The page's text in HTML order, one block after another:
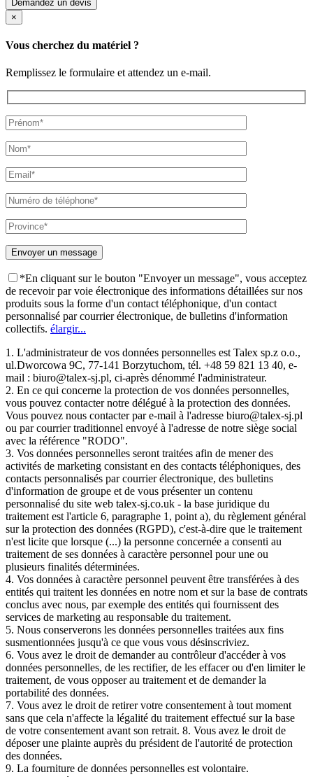
Demandez un devis
×
Vous cherchez du matériel ?
Remplissez le formulaire et attendez un e-mail.
*En cliquant sur le bouton "Envoyer un message", vous acceptez
de recevoir par voie électronique des informations détaillées sur nos
produits sous la forme d'un contact téléphonique, d'un contact
personnalisé par courrier électronique, de bulletins d'information
collectifs. élargir...
1. L'administrateur de vos données personnelles est Talex sp.z o.o.,
ul.Dworcowa 9C, 77-141 Borzytuchom, tél. +48 59 821 13 40, e-
mail : biuro@talex-sj.pl, ci-après dénommé l'administrateur.
2. En ce qui concerne la protection de vos données personnelles,
vous pouvez contacter notre délégué à la protection des données.
Vous pouvez nous contacter par e-mail à l'adresse biuro@talex-sj.pl
ou par courrier traditionnel envoyé à l'adresse de notre siège social
avec la référence "RODO".
3. Vos données personnelles seront traitées afin de mener des
activités de marketing consistant en des contacts téléphoniques, des
contacts personnalisés par courrier électronique, des bulletins
d'information de groupe et de vous présenter un contenu
personnalisé du site web talex-sj.co.uk - la base juridique du
traitement est l'article 6, paragraphe 1, point a), du règlement général
sur la protection des données (RGPD), c'est-à-dire que le traitement
n'est licite que lorsque (...) la personne concernée a consenti au
traitement de ses données à caractère personnel pour une ou
plusieurs finalités déterminées.
4. Vos données à caractère personnel peuvent être transférées à des
entités qui traitent les données en notre nom et sur la base de contrats
conclus avec nous, par exemple des entités qui fournissent des
services de marketing au responsable du traitement.
5. Nous conserverons les données personnelles traitées aux fins
susmentionnées jusqu'à ce que vous vous désinscriviez.
6. Vous avez le droit de demander au contrôleur d'accéder à vos
données personnelles, de les rectifier, de les effacer ou d'en limiter le
traitement, de vous opposer au traitement et de demander la
portabilité des données.
7. Vous avez le droit de retirer votre consentement à tout moment
sans que cela n'affecte la légalité du traitement effectué sur la base
de votre consentement avant son retrait. 8. Vous avez le droit de
déposer une plainte auprès du président de l'autorité de protection
des données.
9. La fourniture de données personnelles est volontaire.